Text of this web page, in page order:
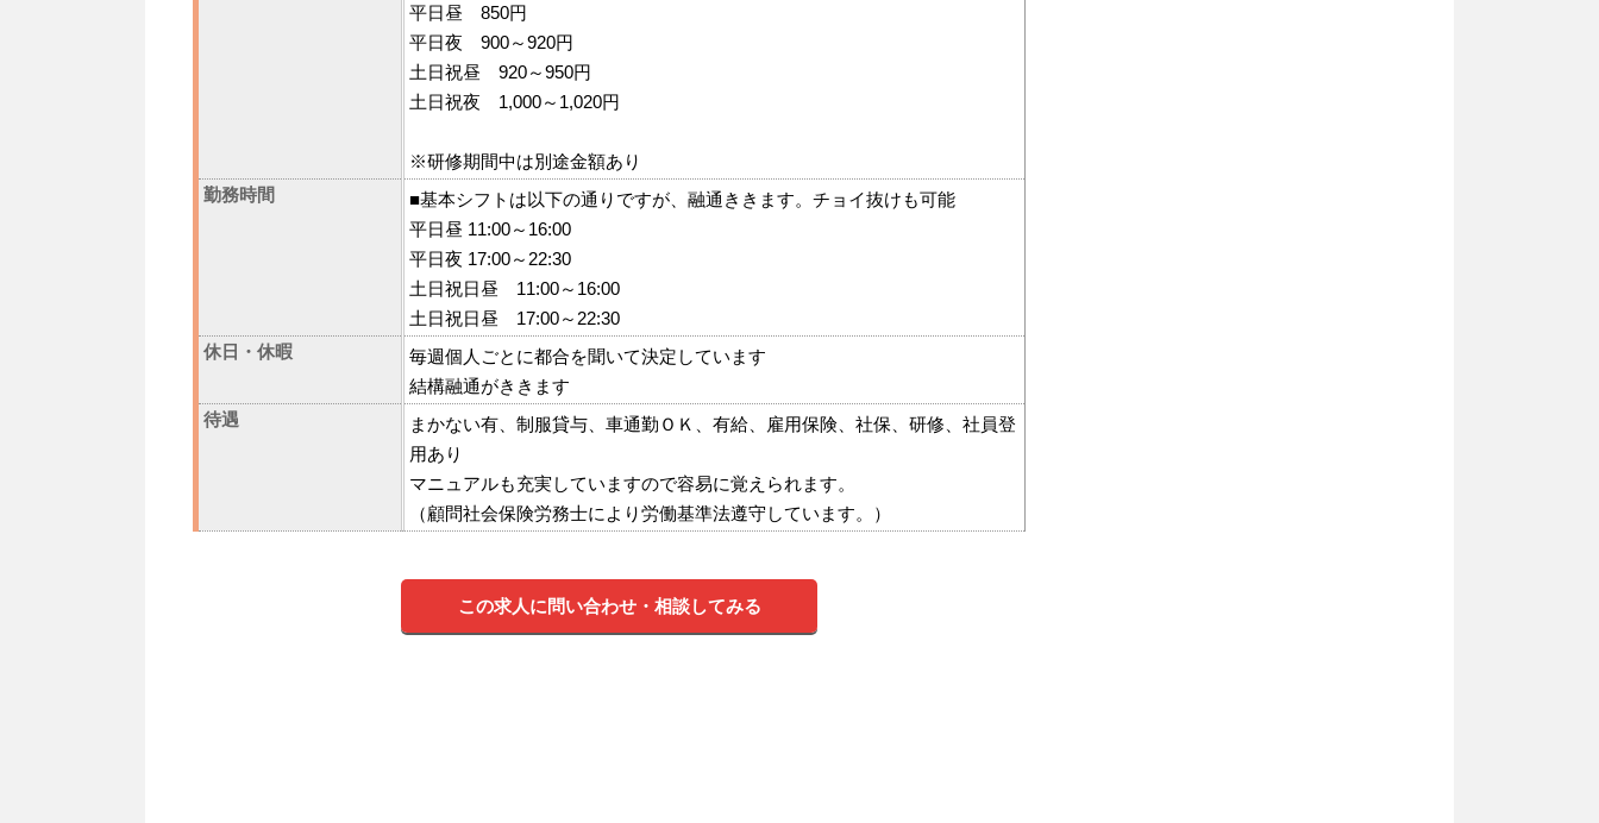
平日昼 850円
平日夜 900～920円
土日祝昼 920～950円
土日祝夜 1,000～1,020円
※研修期間中は別途金額あり
勤務時間
■基本シフトは以下の通りですが、融通ききます。チョイ抜けも可能
平日昼 11:00～16:00
平日夜 17:00～22:30
土日祝日昼 11:00～16:00
土日祝日昼 17:00～22:30
休日・休暇
毎週個人ごとに都合を聞いて決定しています
結構融通がききます
待遇
まかない有、制服貸与、車通勤ＯＫ、有給、雇用保険、社保、研修、社員登
用あり
マニュアルも充実していますので容易に覚えられます。
（顧問社会保険労務士により労働基準法遵守しています。）
この求人に問い合わせ・相談してみる